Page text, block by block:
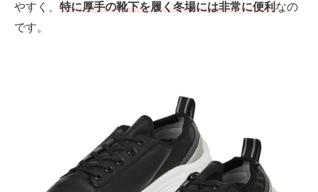
やすく、 特に厚手の靴下を履く冬場には非常に便利 なの
です。